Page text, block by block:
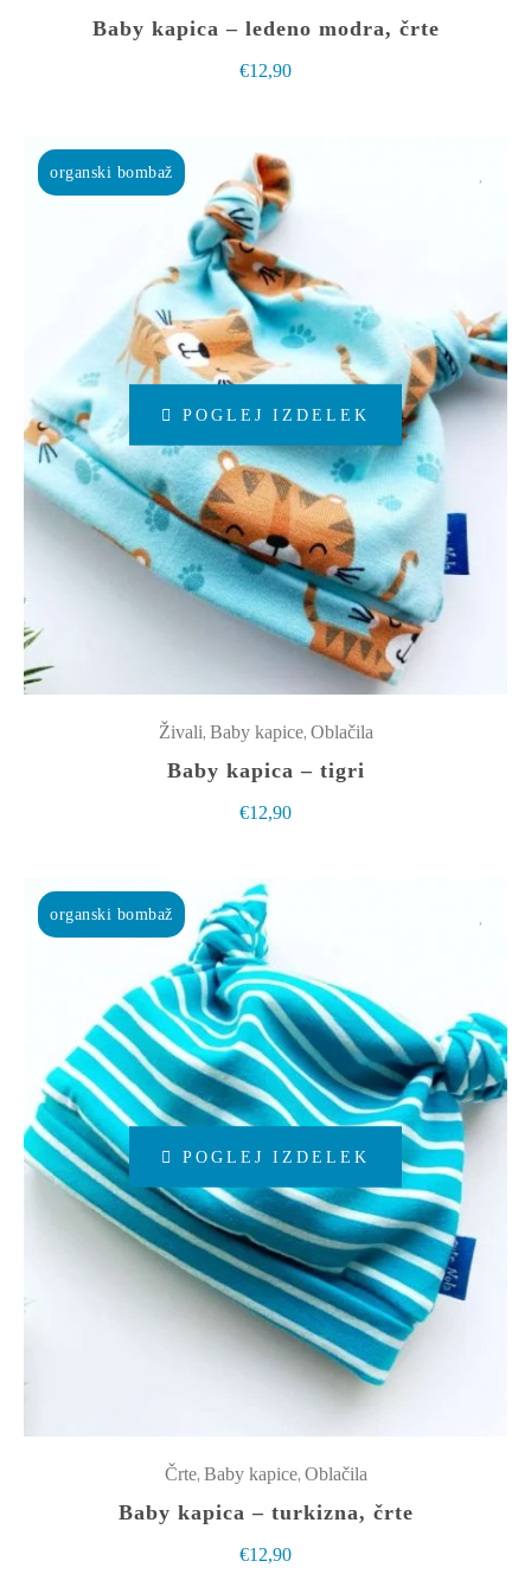
Baby kapica – ledeno modra, črte
€12,90
organski bombaž
POGLEJ IZDELEK
Ta
izdelek
ima
več
različic.
Možnosti
lahko
izberete
na
strani
Živali, Baby kapice, Oblačila
Baby kapica – tigri
€12,90
organski bombaž
POGLEJ IZDELEK
Ta
izdelek
ima
več
različic.
Možnosti
lahko
Črte, Baby kapice, Oblačila
Baby kapica – turkizna, črte
€12,90